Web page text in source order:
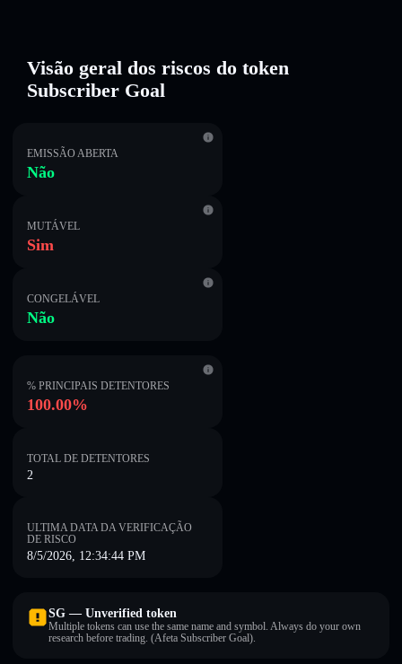
Visão geral dos riscos do token
Subscriber Goal
EMISSÃO ABERTA
Não
MUTÁVEL
Sim
CONGELÁVEL
Não
% PRINCIPAIS DETENTORES
100.00%
TOTAL DE DETENTORES
2
ULTIMA DATA DA VERIFICAÇÃO
DE RISCO
8/5/2026, 12:34:44 PM
SG — Unverified token
Multiple tokens can use the same name and symbol. Always do your own
research before trading. (Afeta Subscriber Goal).